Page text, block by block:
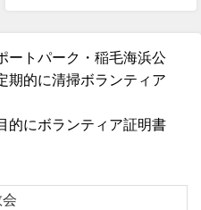
ートパーク・稲毛海浜公
期的に清掃ボランティア
的にボランティア証明書